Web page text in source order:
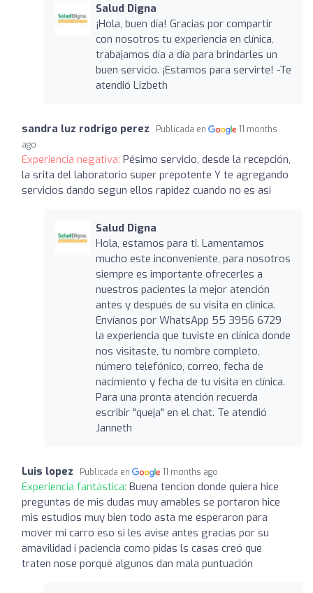
Salud Digna
¡Hola, buen día! Gracias por compartir
con nosotros tu experiencia en clínica,
trabajamos día a día para brindarles un
buen servicio. ¡Estamos para servirte! -Te
atendió Lizbeth
sandra luz rodrigo perez Publicada en
11 months
ago
Experiencia negativa: Pésimo servicio, desde la recepción,
la srita del laboratorio super prepotente Y te agregando
servicios dando segun ellos rapidez cuando no es asi
Salud Digna
Hola, estamos para ti. Lamentamos
mucho este inconveniente, para nosotros
siempre es importante ofrecerles a
nuestros pacientes la mejor atención
antes y después de su visita en clínica.
Envíanos por WhatsApp 55 3956 6729
la experiencia que tuviste en clínica donde
nos visitaste, tu nombre completo,
número telefónico, correo, fecha de
nacimiento y fecha de tu visita en clínica.
Para una pronta atención recuerda
escribir "queja" en el chat. Te atendió
Janneth
Luis lopez Publicada en 11 months ago
Experiencia fantástica: Buena tencion donde quiera hice
preguntas de mis dudas muy amables se portaron hice
mis estudios muy bien todo asta me esperaron para
mover mi carro eso si les avise antes gracias por su
amavilidad i paciencia como pidas ls casas creó que
traten nose porqué algunos dan mala puntuación